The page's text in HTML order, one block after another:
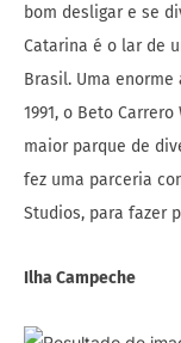
bom desligar e se
Catarina é o lar de
Brasil. Uma
1991, o Beto
maior parque de
fez uma parceria
Studios, para fazer
Ilha Campeche